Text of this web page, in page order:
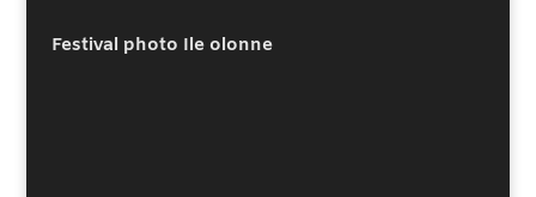
Festival photo Ile olonne